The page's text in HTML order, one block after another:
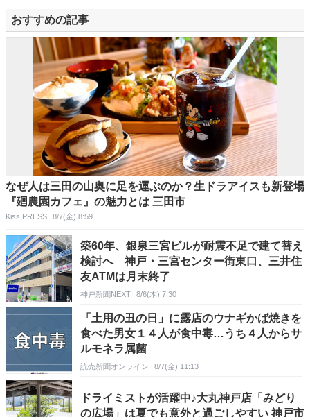
おすすめの記事
なぜ人は三田の山奥に足を運ぶのか？生ドラアイスも新登場
『廻農園カフェ』の魅力とは 三田市
Kiss PRESS 8/7(金) 8:59
築60年、銀泉三宮ビルが耐震不足で建て替え
検討へ 神戸・三宮センター街東口、三井住
友ATMは月末終了
神戸新聞NEXT 8/6(木) 7:30
「土用の丑の日」に露店のウナギかば焼きを
食べた男女１４人が食中毒…うち４人からサ
ルモネラ属菌
読売新聞オンライン 8/7(金) 11:13
ドライミストが活躍中♪大丸神戸店「みどり
の広場」は夏でも意外と過ごしやすい 神戸市